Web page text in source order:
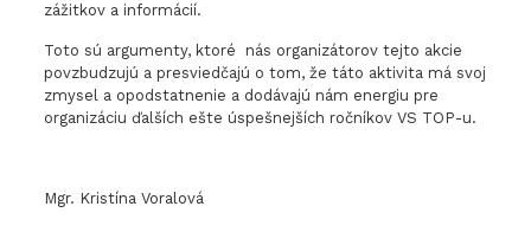
zážitkov a informácií.
Toto sú argumenty, ktoré nás organizátorov tejto akcie
povzbudzujú a presviedčajú o tom, že táto aktivita má svoj
zmysel a opodstatnenie a dodávajú nám energiu pre
organizáciu ďalších ešte úspešnejších ročníkov VS TOP-u.
Mgr. Kristína Voralová